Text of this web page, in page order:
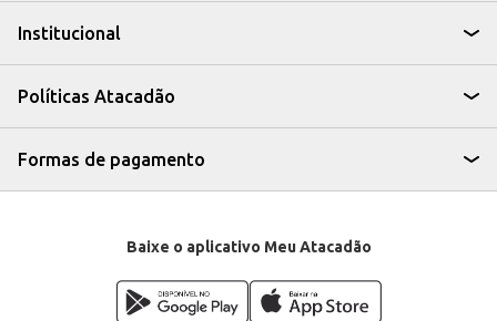
Institucional
Políticas Atacadão
Formas de pagamento
Baixe o aplicativo Meu Atacadão